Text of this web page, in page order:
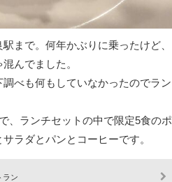
まで。何年かぶりに乗ったけど、
んでました。
べも何もしていなかったのでラン
、ランチセットの中で限定5食のポ
ラダとパンとコーヒーです。
ラン